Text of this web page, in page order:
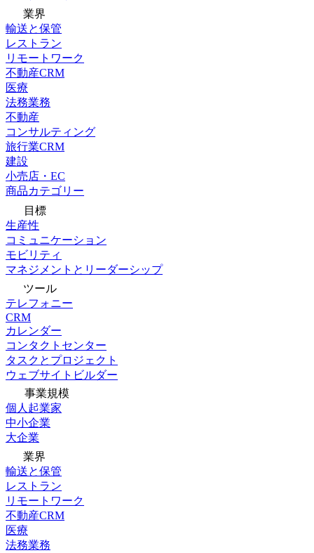
業界
輸送と保管
レストラン
リモートワーク
不動産CRM
医療
法務業務
不動産
コンサルティング
旅行業CRM
建設
小売店・EC
商品カテゴリー
目標
生産性
コミュニケーション
モビリティ
マネジメントとリーダーシップ
ツール
テレフォニー
CRM
カレンダー
コンタクトセンター
タスクとプロジェクト
ウェブサイトビルダー
事業規模
個人起業家
中小企業
大企業
業界
輸送と保管
レストラン
リモートワーク
不動産CRM
医療
法務業務